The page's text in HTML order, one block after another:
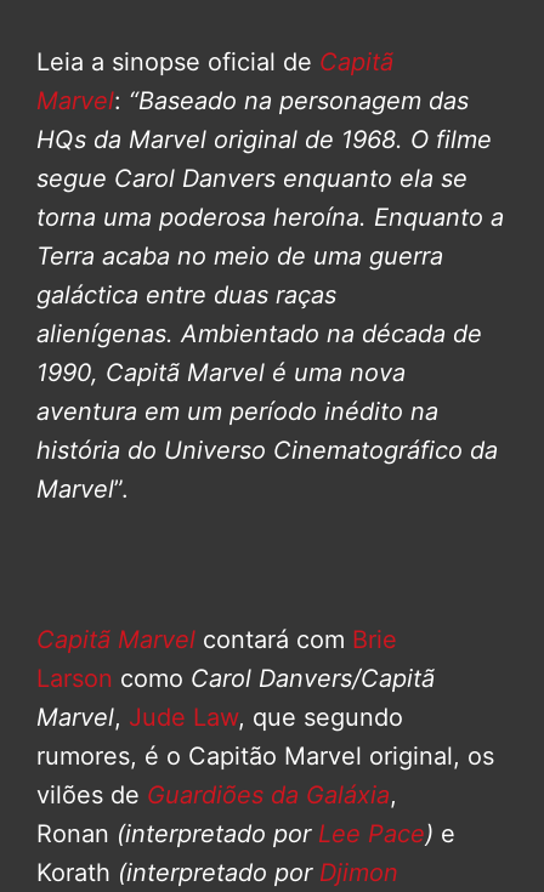
Leia a sinopse oficial de Capitã
Marvel: “Baseado na personagem das
HQs da Marvel original de 1968. O filme
segue Carol Danvers enquanto ela se
torna uma poderosa heroína. Enquanto a
Terra acaba no meio de uma guerra
galáctica entre duas raças
alienígenas. Ambientado na década de
1990, Capitã Marvel é uma nova
aventura em um período inédito na
história do Universo Cinematográfico da
Marvel”.
Capitã Marvel contará com Brie
Larson como Carol Danvers/Capitã
Marvel, Jude Law, que segundo
rumores, é o Capitão Marvel original, os
vilões de Guardiões da Galáxia,
Ronan (interpretado por Lee Pace) e
Korath (interpretado por Djimon